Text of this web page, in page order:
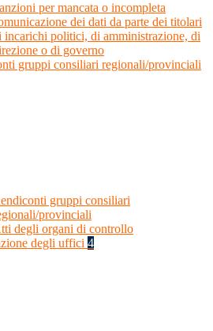
per mancata o incompleta
dei dati da parte dei titolari
incarichi politici, di amministrazione, di
o di governo
gruppi consiliari regionali/provinciali
gruppi consiliari
provinciali
degli organi di controllo
degli uffici 4